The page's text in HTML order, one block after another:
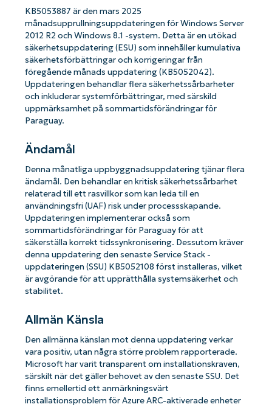
KB5053887 är den mars 2025
månadsupprullningsuppdateringen för Windows Server
2012 R2 och Windows 8.1 -system. Detta är en utökad
säkerhetsuppdatering (ESU) som innehåller kumulativa
säkerhetsförbättringar och korrigeringar från
föregående månads uppdatering (KB5052042).
Uppdateringen behandlar flera säkerhetssårbarheter
och inkluderar systemförbättringar, med särskild
uppmärksamhet på sommartidsförändringar för
Paraguay.
Ändamål
Denna månatliga uppbyggnadsuppdatering tjänar flera
ändamål. Den behandlar en kritisk säkerhetssårbarhet
relaterad till ett rasvillkor som kan leda till en
användningsfri (UAF) risk under processskapande.
Uppdateringen implementerar också som
sommartidsförändringar för Paraguay för att
säkerställa korrekt tidssynkronisering. Dessutom kräver
denna uppdatering den senaste Service Stack -
uppdateringen (SSU) KB5052108 först installeras, vilket
är avgörande för att upprätthålla systemsäkerhet och
stabilitet.
Allmän Känsla
Den allmänna känslan mot denna uppdatering verkar
vara positiv, utan några större problem rapporterade.
Microsoft har varit transparent om installationskraven,
särskilt när det gäller behovet av den senaste SSU. Det
finns emellertid ett anmärkningsvärt
installationsproblem för Azure ARC-aktiverade enheter